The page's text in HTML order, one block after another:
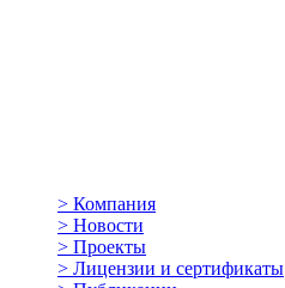
> Компания
> Новости
> Проекты
> Лицензии и сертификаты